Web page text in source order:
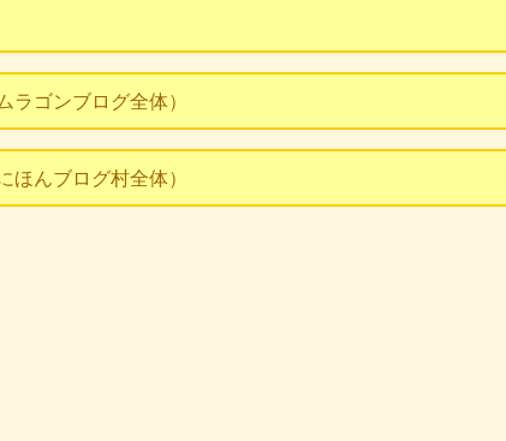
ラゴンブログ全体）
ほんブログ村全体）